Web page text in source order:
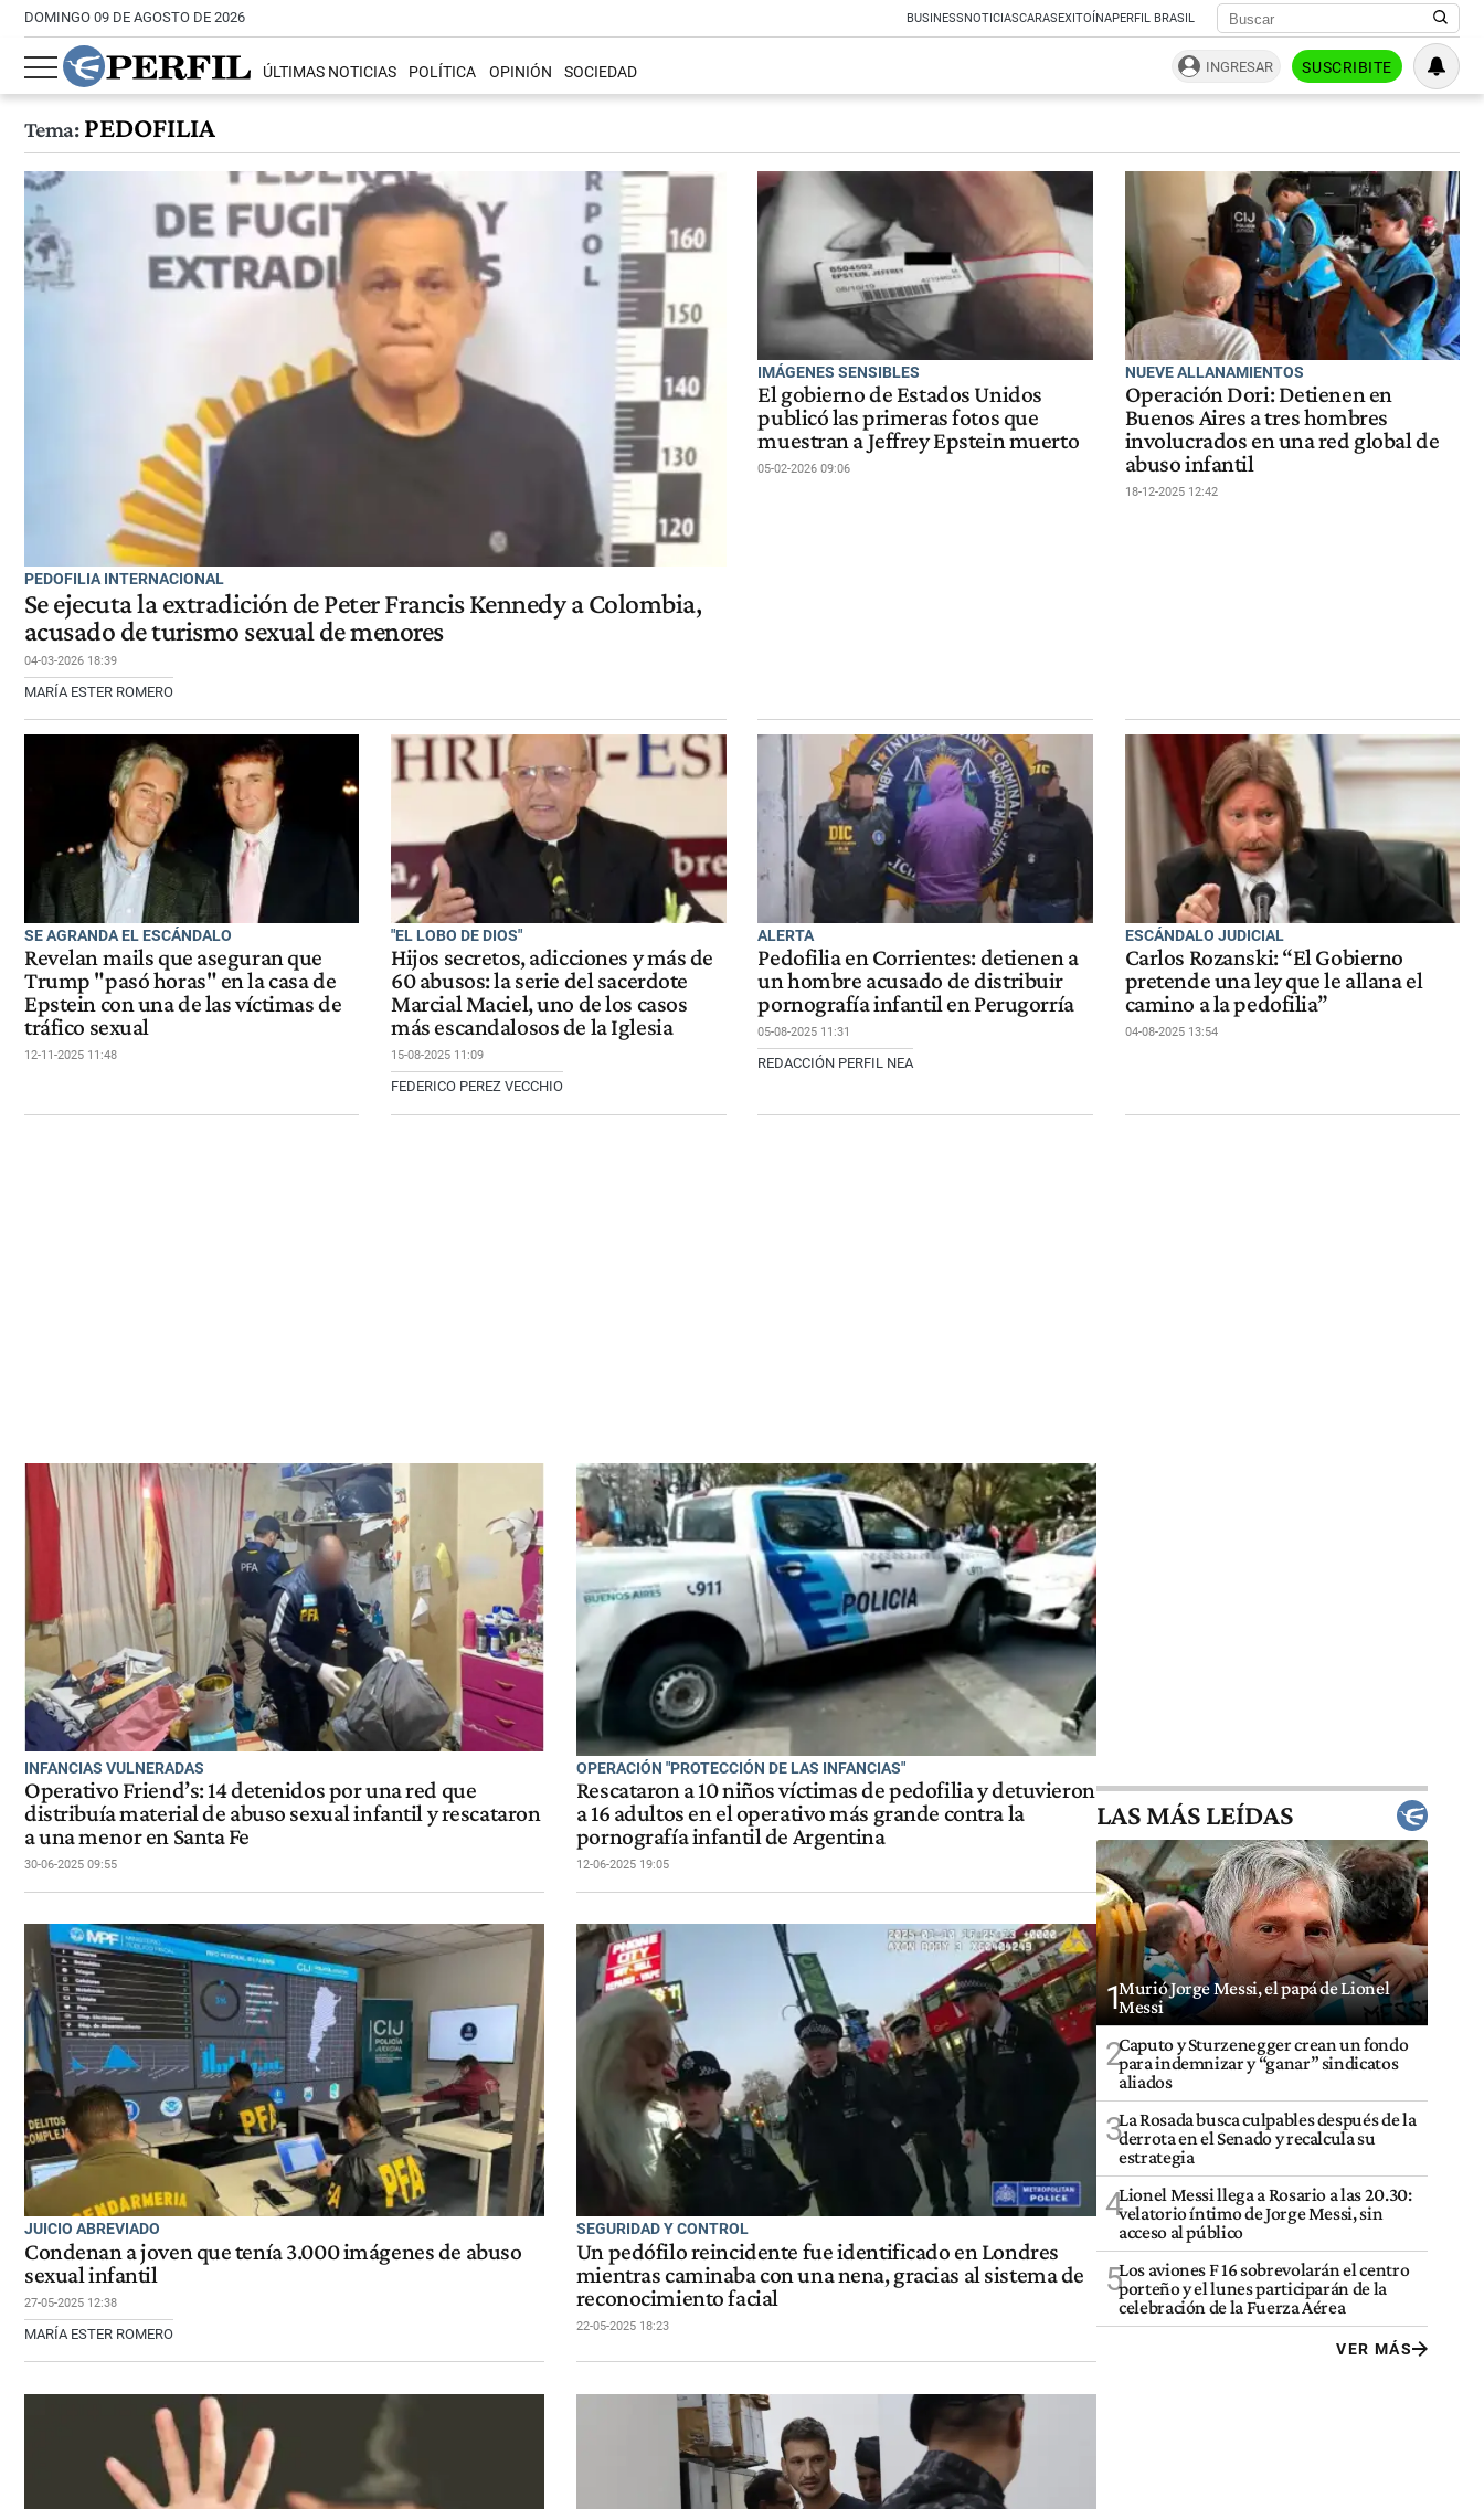
DOMINGO 09 DE AGOSTO DE 2026 BUSINESSNOTICIASCARASEXITOÍNAPERFIL BRASIL
ÚLTIMAS NOTICIAS POLÍTICA OPINIÓN SOCIEDAD INGRESAR SUSCRIBITE
Tema:PEDOFILIA
PEDOFILIA INTERNACIONAL
Se ejecuta la extradición de Peter Francis Kennedy a Colombia,
acusado de turismo sexual de menores
04-03-2026 18:39
MARÍA ESTER ROMERO
IMÁGENES SENSIBLES
El gobierno de Estados Unidos
publicó las primeras fotos que
muestran a Jeffrey Epstein muerto
05-02-2026 09:06
NUEVE ALLANAMIENTOS
Operación Dori: Detienen en
Buenos Aires a tres hombres
involucrados en una red global de
abuso infantil
18-12-2025 12:42
SE AGRANDA EL ESCÁNDALO
Revelan mails que aseguran que
Trump "pasó horas" en la casa de
Epstein con una de las víctimas de
tráfico sexual
12-11-2025 11:48
"EL LOBO DE DIOS"
Hijos secretos, adicciones y más de
60 abusos: la serie del sacerdote
Marcial Maciel, uno de los casos
más escandalosos de la Iglesia
15-08-2025 11:09
FEDERICO PEREZ VECCHIO
ALERTA
Pedofilia en Corrientes: detienen a
un hombre acusado de distribuir
pornografía infantil en Perugorría
05-08-2025 11:31
REDACCIÓN PERFIL NEA
ESCÁNDALO JUDICIAL
Carlos Rozanski: “El Gobierno
pretende una ley que le allana el
camino a la pedofilia”
04-08-2025 13:54
INFANCIAS VULNERADAS
Operativo Friend’s: 14 detenidos por una red que
distribuía material de abuso sexual infantil y rescataron
a una menor en Santa Fe
30-06-2025 09:55
OPERACIÓN "PROTECCIÓN DE LAS INFANCIAS"
Rescataron a 10 niños víctimas de pedofilia y detuvieron
a 16 adultos en el operativo más grande contra la
pornografía infantil de Argentina
12-06-2025 19:05
JUICIO ABREVIADO
Condenan a joven que tenía 3.000 imágenes de abuso
sexual infantil
27-05-2025 12:38
MARÍA ESTER ROMERO
SEGURIDAD Y CONTROL
Un pedófilo reincidente fue identificado en Londres
mientras caminaba con una nena, gracias al sistema de
reconocimiento facial
22-05-2025 18:23
LAS MÁS LEÍDAS
1Murió Jorge Messi, el papá de Lionel
Messi
2Caputo y Sturzenegger crean un fondo
para indemnizar y “ganar” sindicatos
aliados
3La Rosada busca culpables después de la
derrota en el Senado y recalcula su
estrategia
4Lionel Messi llega a Rosario a las 20.30:
velatorio íntimo de Jorge Messi, sin
acceso al público
5Los aviones F 16 sobrevolarán el centro
porteño y el lunes participarán de la
celebración de la Fuerza Aérea
VER MÁS